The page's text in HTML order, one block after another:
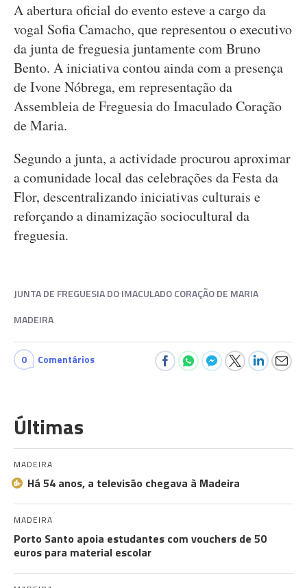
A abertura oficial do evento esteve a cargo da
vogal Sofia Camacho, que representou o executivo
da junta de freguesia juntamente com Bruno
Bento. A iniciativa contou ainda com a presença
de Ivone Nóbrega, em representação da
Assembleia de Freguesia do Imaculado Coração
de Maria.
Segundo a junta, a actividade procurou aproximar
a comunidade local das celebrações da Festa da
Flor, descentralizando iniciativas culturais e
reforçando a dinamização sociocultural da
freguesia.
JUNTA DE FREGUESIA DO IMACULADO CORAÇÃO DE MARIA
MADEIRA
0 Comentários
Últimas
MADEIRA
Há 54 anos, a televisão chegava à Madeira
MADEIRA
Porto Santo apoia estudantes com vouchers de 50
euros para material escolar